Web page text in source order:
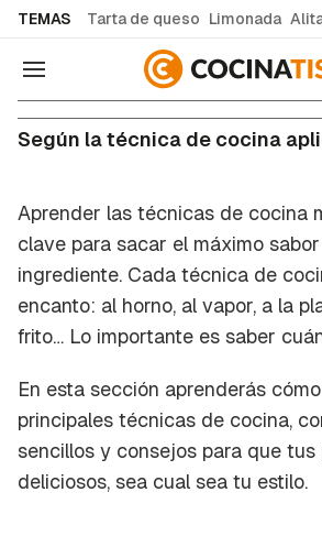
TEMAS Tarta de queso Limonada
Navegación
Según la técnica de cocina
Aprender las técnicas de cocina
clave para sacar el máximo
ingrediente. Cada técnica de
encanto: al horno, al vapor, a la
frito… Lo importante es saber
En esta sección aprenderás
principales técnicas de cocina,
sencillos y consejos para que
deliciosos, sea cual sea tu estilo.